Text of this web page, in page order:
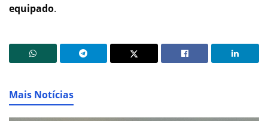
equipado.
Mais Notícias